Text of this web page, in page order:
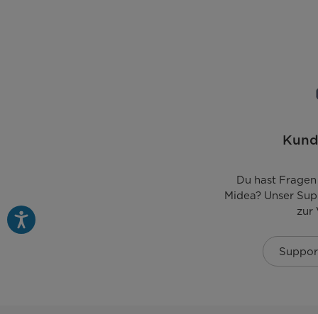
Du hast
Midea? Unser
zur